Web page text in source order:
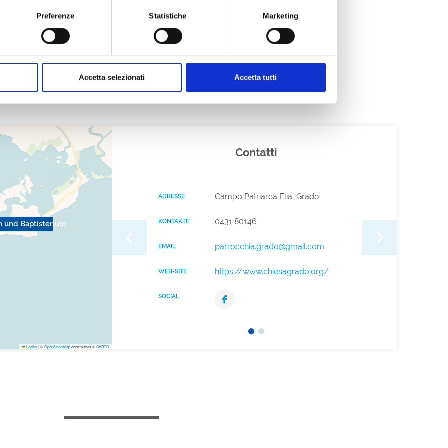
Preferenze Statistiche Marketing
Accetta selezionati Accetta tutti
religiosi/Basilica-di-Santa-Eufemia
religiosi/lapidario-della-basilica-di-sant-eufemia
di-grado/
und Baptisterium
Leaflet|©OpenStreetMapcontributors ©CARTO
Contatti
ADRESSE Campo Patriarca Elia, Grado
KONTAKTE 0431 80146
EMAIL parrocchia.grado@gmail.com
WEB-SITE https://www.chiesagrado.org/
SOCIAL